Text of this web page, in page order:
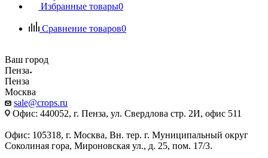
Избранные товары0
Сравнение товаров0
Ваш город
Пенза
Пенза
Москва
sale@crops.ru
Офис: 440052, г. Пенза, ул. Свердлова стр. 2И, офис 511
Офис: 105318, г. Москва, Вн. тер. г. Муниципальный округ
Соколиная гора, Мироновская ул., д. 25, пом. 17/3.